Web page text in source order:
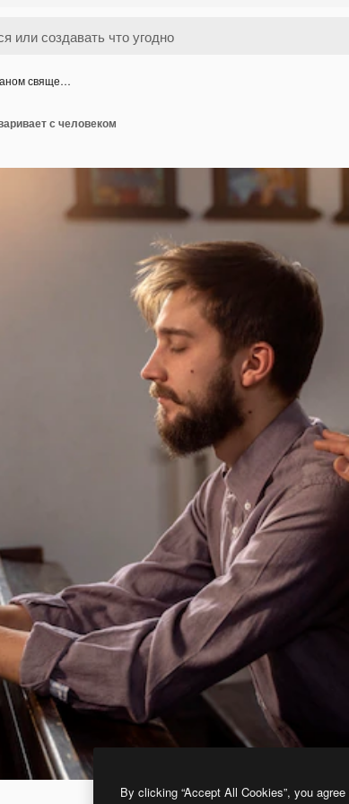
свяще…
с человеком
By clicking “Accept All Cookies”, you